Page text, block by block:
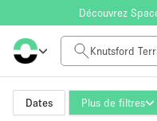
Découvrez
Dates Plus de filtres
Tarif à la journée
HK$0